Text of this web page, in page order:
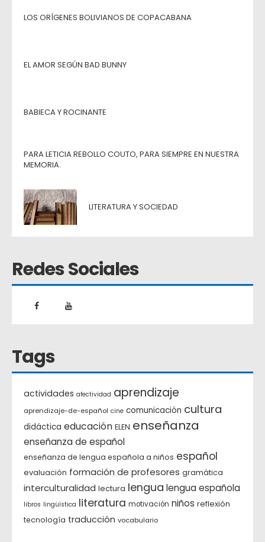
LOS ORÍGENES BOLIVIANOS DE COPACABANA
EL AMOR SEGÚN BAD BUNNY
BABIECA Y ROCINANTE
PARA LETICIA REBOLLO COUTO, PARA SIEMPRE EN NUESTRA
MEMORIA.
LITERATURA Y SOCIEDAD
Redes Sociales
Tags
actividades afectividad aprendizaje
aprendizaje-de-español cine comunicación cultura
didáctica educación ELEN enseñanza
enseñanza de español
enseñanza de lengua española a niños español
evaluación formación de profesores gramática
interculturalidad lectura lengua lengua española
libros lingüística literatura motivación niños reflexión
tecnología traducción vocabulario